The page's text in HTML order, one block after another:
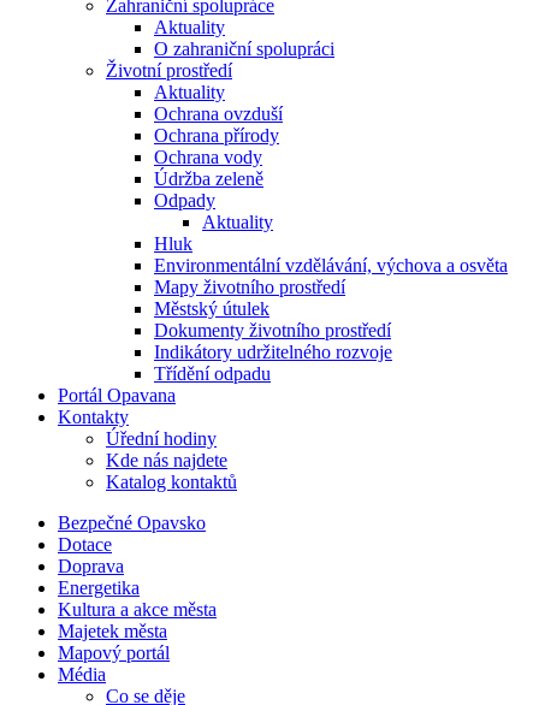
Zahraniční spolupráce
Aktuality
O zahraniční spolupráci
Životní prostředí
Aktuality
Ochrana ovzduší
Ochrana přírody
Ochrana vody
Údržba zeleně
Odpady
Aktuality
Hluk
Environmentální vzdělávání, výchova a osvěta
Mapy životního prostředí
Městský útulek
Dokumenty životního prostředí
Indikátory udržitelného rozvoje
Třídění odpadu
Portál Opavana
Kontakty
Úřední hodiny
Kde nás najdete
Katalog kontaktů
Bezpečné Opavsko
Dotace
Doprava
Energetika
Kultura a akce města
Majetek města
Mapový portál
Média
Co se děje